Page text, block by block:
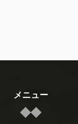
メニュー